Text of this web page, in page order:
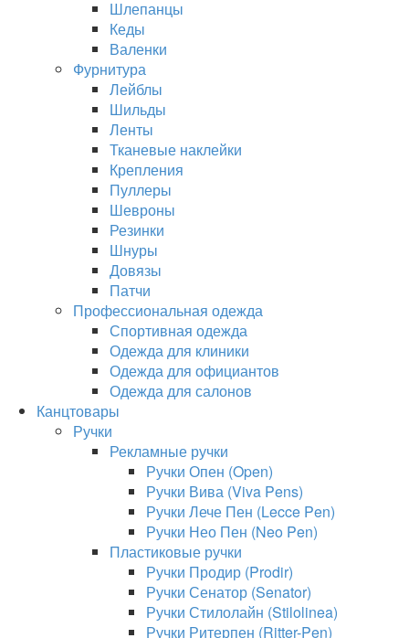
Шлепанцы
Кеды
Валенки
Фурнитура
Лейблы
Шильды
Ленты
Тканевые наклейки
Крепления
Пуллеры
Шевроны
Резинки
Шнуры
Довязы
Патчи
Профессиональная одежда
Спортивная одежда
Одежда для клиники
Одежда для официантов
Одежда для салонов
Канцтовары
Ручки
Рекламные ручки
Ручки Опен (Open)
Ручки Вива (Viva Pens)
Ручки Лече Пен (Lecce Pen)
Ручки Нео Пен (Neo Pen)
Пластиковые ручки
Ручки Продир (Prodir)
Ручки Сенатор (Senator)
Ручки Стилолайн (Stilolinea)
Ручки Ритерпен (Ritter-Pen)